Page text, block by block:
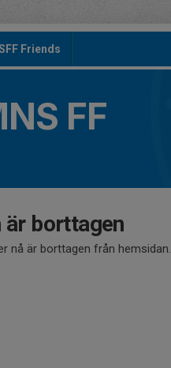
Friends
FF
borttagen
nå är borttagen från hemsidan.